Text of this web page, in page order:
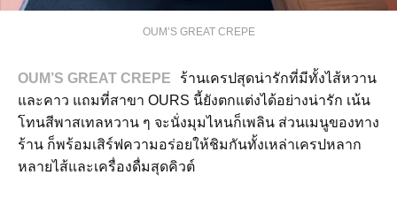
OUM’S GREAT CREPE
OUM’S GREAT CREPE ร้านเครปสุดน่ารักที่มีทั้งไส้หวาน
และคาว แถมที่สาขา OURS นี้ยังตกแต่งได้อย่างน่ารัก เน้น
โทนสีพาสเทลหวาน ๆ จะนั่งมุมไหนก็เพลิน ส่วนเมนูของทาง
ร้าน ก็พร้อมเสิร์ฟความอร่อยให้ชิมกันทั้งเหล่าเครปหลาก
หลายไส้และเครื่องดื่มสุดคิวต์